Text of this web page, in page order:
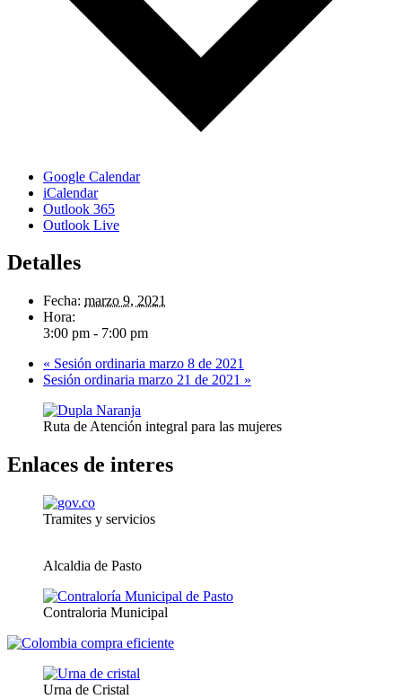
Google Calendar
iCalendar
Outlook 365
Outlook Live
Detalles
Fecha: marzo 9, 2021
Hora:
3:00 pm - 7:00 pm
« Sesión ordinaria marzo 8 de 2021
Sesión ordinaria marzo 21 de 2021 »
Ruta de Atención integral para las mujeres
Enlaces de interes
Tramites y servicios
Alcaldia de Pasto
Contraloria Municipal
Urna de Cristal